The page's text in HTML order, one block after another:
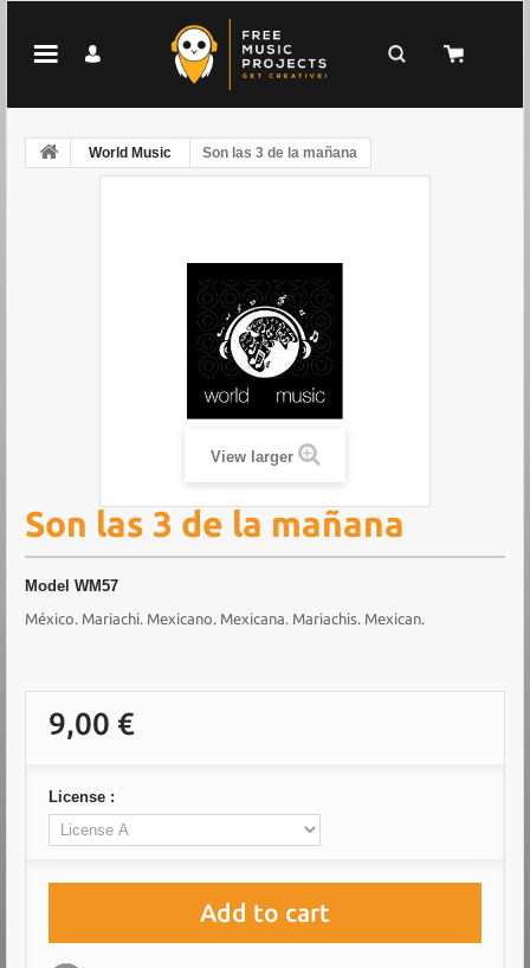
World Music Son las 3 de la mañana
View larger
Son las 3 de la mañana
Model WM57
México. Mariachi. Mexicano. Mexicana. Mariachis. Mexican.
9,00 €
License :
Add to cart